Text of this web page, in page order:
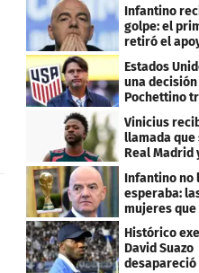
Infantino
golpe: el
retiró el
Estados
una
Pochettino
Mundial
Vinicius
llamada que
Real Madrid
este salario
Infantino no
esperaba:
mujeres
sus planes
Mundial
Histórico
David Suazo